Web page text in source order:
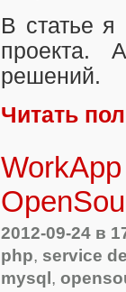
В статье я
проекта.
решений.
Читать
2012-09-24 в
php, service
mysql,